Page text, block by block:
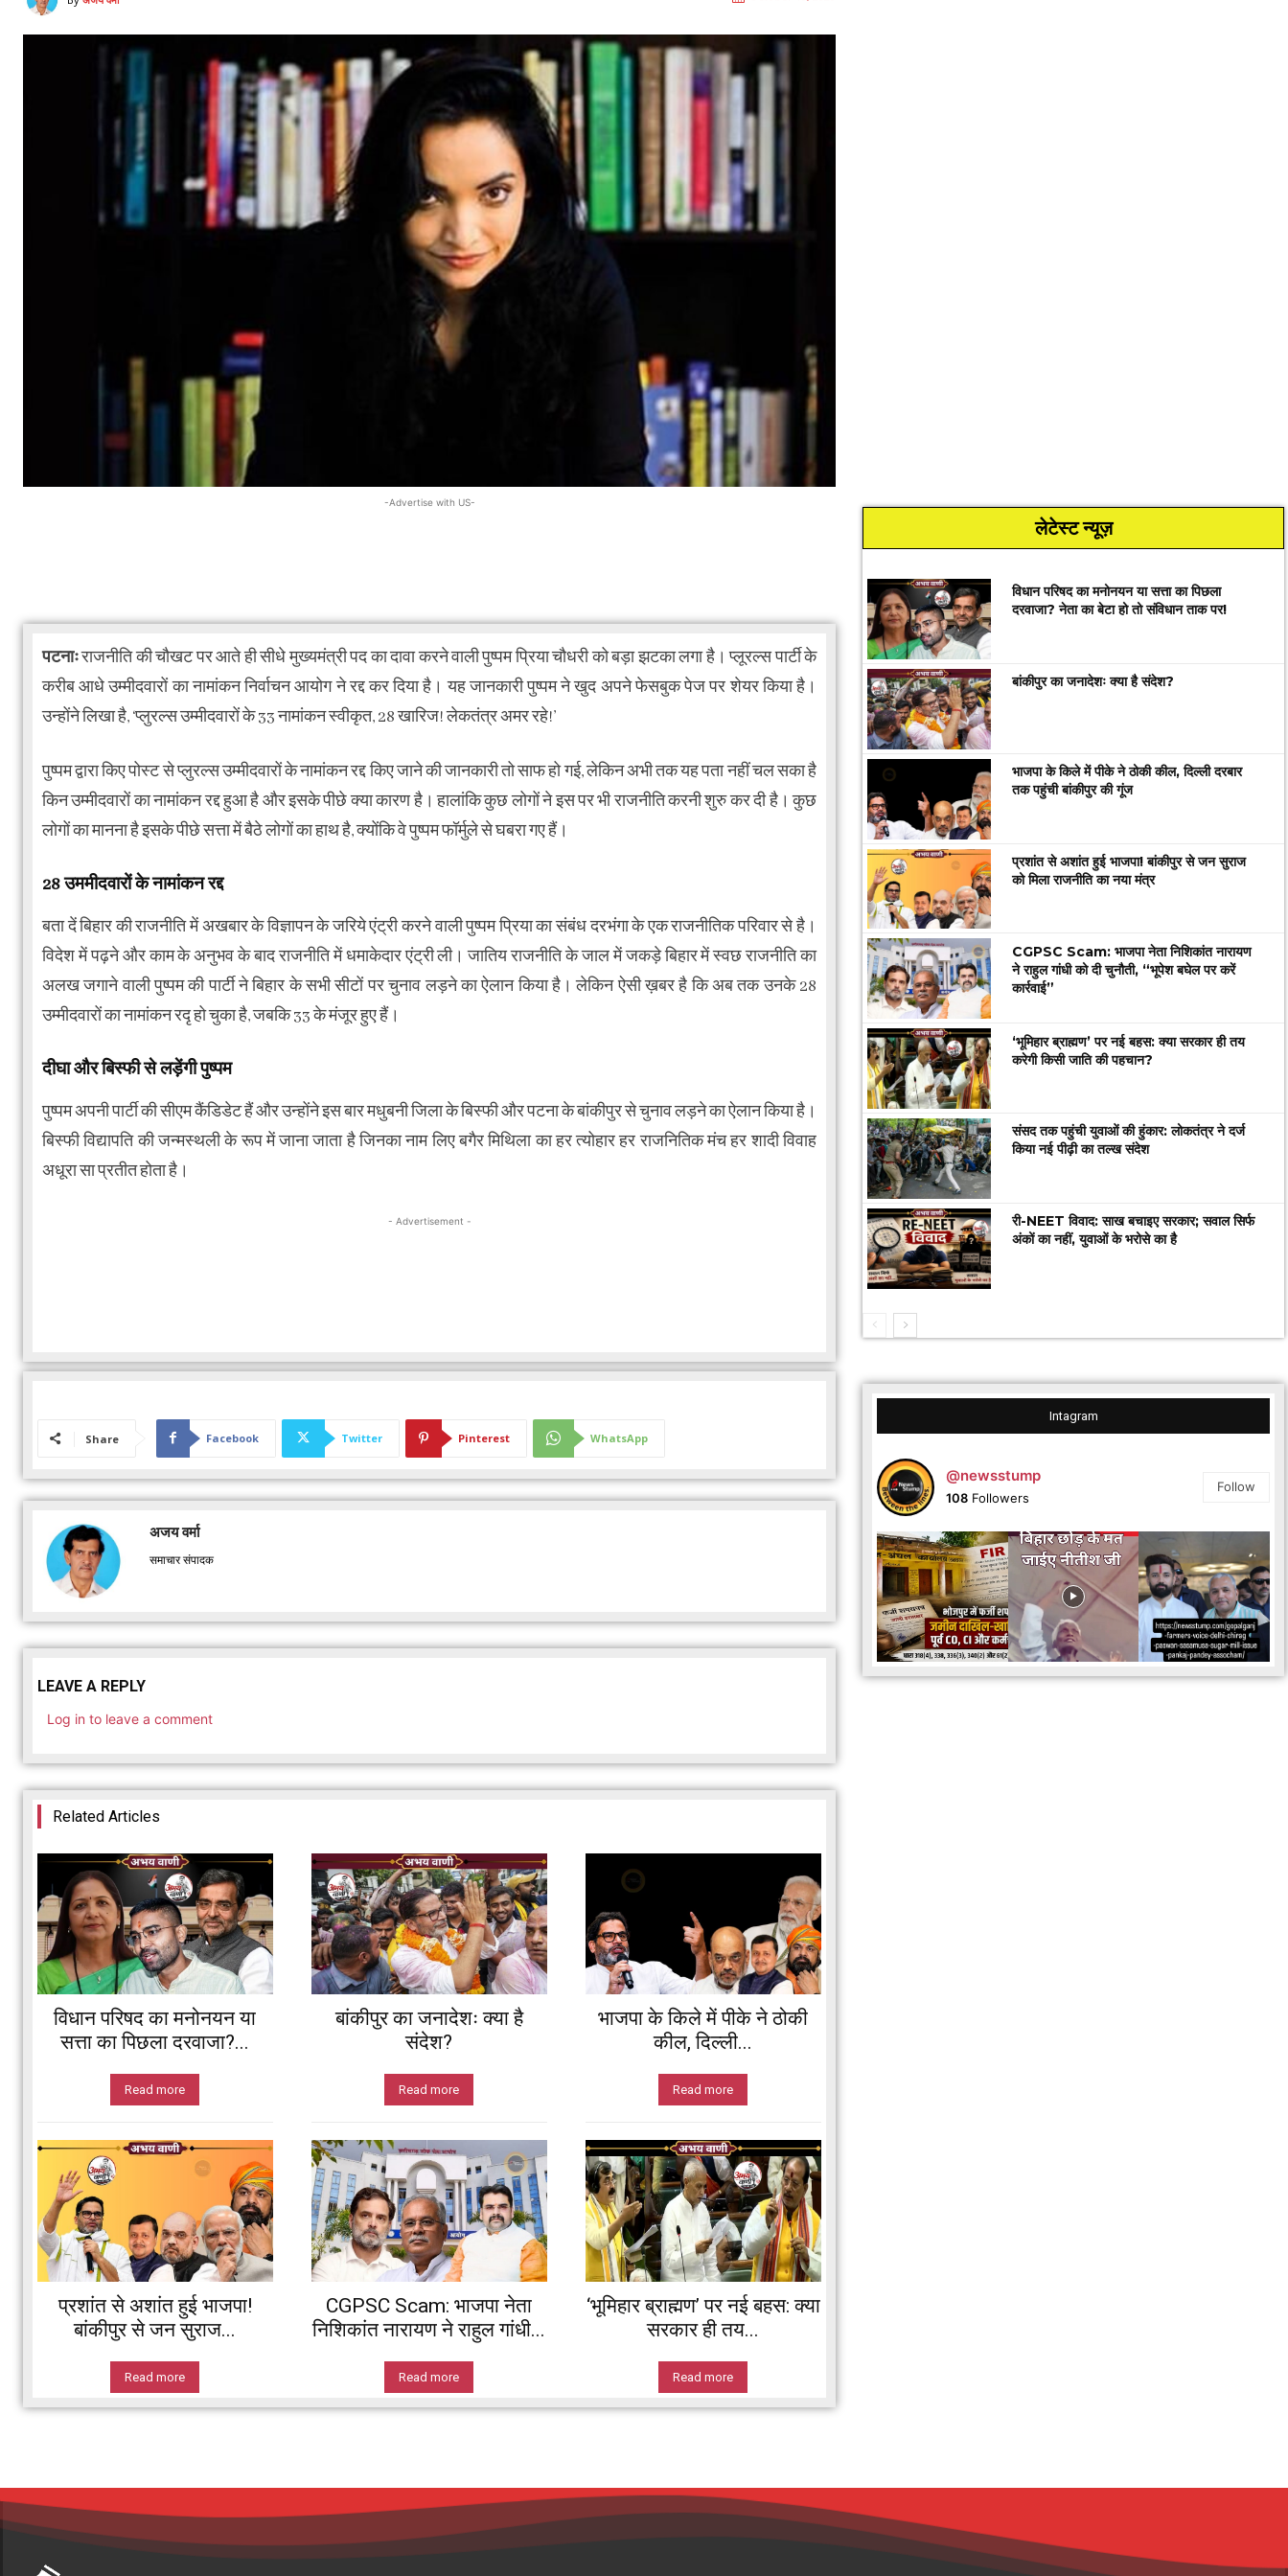
-Advertise with US-
पटनाःराजनीति की चौखट पर आते ही सीधे मुख्यमंत्री पद का दावा करने वाली पुष्पम प्रिया चौधरी को बड़ा झटका लगा है। प्लूरल्स पार्टी के
करीब आधे उम्मीदवारों का नामांकन निर्वाचन आयोग ने रद्द कर दिया है। यह जानकारी पुष्पम ने खुद अपने फेसबुक पेज पर शेयर किया है।
उन्होंने लिखा है, ‘प्लुरल्स उम्मीदवारों के 33 नामांकन स्वीकृत, 28 खारिज! लेकतंत्र अमर रहे!’
पुष्पम द्वारा किए पोस्ट से प्लुरल्स उम्मीदवारों के नामांकन रद्द किए जाने की जानकारी तो साफ हो गई, लेकिन अभी तक यह पता नहीं चल सका है
किन उम्मीदवारों का नामांकन रद्द हुआ है और इसके पीछे क्या कारण है। हालांकि कुछ लोगों ने इस पर भी राजनीति करनी शुरु कर दी है। कुछ
लोगों का मानना है इसके पीछे सत्ता में बैठे लोगों का हाथ है, क्योंकि वे पुष्पम फॉर्मुले से घबरा गए हैं।
28 उममीदवारों के नामांकन रद्द
बता दें बिहार की राजनीति में अखबार के विज्ञापन के जरिये एंट्री करने वाली पुष्पम प्रिया का संबंध दरभंगा के एक राजनीतिक परिवार से है।
विदेश में पढ़ने और काम के अनुभव के बाद राजनीति में धमाकेदार एंट्री ली। जातिय राजनीति के जाल में जकड़े बिहार में स्वछ राजनीति का
अलख जगाने वाली पुष्पम की पार्टी ने बिहार के सभी सीटों पर चुनाव लड़ने का ऐलान किया है। लेकिन ऐसी ख़बर है कि अब तक उनके 28
उम्मीदवारों का नामांकन रदृ हो चुका है, जबकि 33 के मंजूर हुए हैं।
दीघा और बिस्फी से लड़ेंगी पुष्पम
पुष्पम अपनी पार्टी की सीएम कैंडिडेट हैं और उन्होंने इस बार मधुबनी जिला के बिस्फी और पटना के बांकीपुर से चुनाव लड़ने का ऐलान किया है।
बिस्फी विद्यापति की जन्मस्थली के रूप में जाना जाता है जिनका नाम लिए बगैर मिथिला का हर त्योहार हर राजनितिक मंच हर शादी विवाह
अधूरा सा प्रतीत होता है।
- Advertisement -
Share Facebook Twitter Pinterest WhatsApp
अजय वर्मा
समाचार संपादक
LEAVE A REPLY
Log in to leave a comment
Related Articles
विधान परिषद का मनोनयन या
सत्ता का पिछला दरवाजा?...
Read more
बांकीपुर का जनादेशः क्या है
संदेश?
Read more
भाजपा के किले में पीके ने ठोकी
कील, दिल्ली...
Read more
प्रशांत से अशांत हुई भाजपा!
बांकीपुर से जन सुराज...
Read more
CGPSC Scam: भाजपा नेता
निशिकांत नारायण ने राहुल गांधी...
Read more
‘भूमिहार ब्राह्मण’ पर नई बहस: क्या
सरकार ही तय...
Read more
लेटेस्ट न्यूज़
विधान परिषद का मनोनयन या सत्ता का पिछला
दरवाजा? नेता का बेटा हो तो संविधान ताक पर!
बांकीपुर का जनादेशः क्या है संदेश?
भाजपा के किले में पीके ने ठोकी कील, दिल्ली दरबार
तक पहुंची बांकीपुर की गूंज
प्रशांत से अशांत हुई भाजपा! बांकीपुर से जन सुराज
को मिला राजनीति का नया मंत्र
CGPSC Scam: भाजपा नेता निशिकांत नारायण
ने राहुल गांधी को दी चुनौती, “भूपेश बघेल पर करें
कार्रवाई”
‘भूमिहार ब्राह्मण’ पर नई बहस: क्या सरकार ही तय
करेगी किसी जाति की पहचान?
संसद तक पहुंची युवाओं की हुंकार: लोकतंत्र ने दर्ज
किया नई पीढ़ी का तल्ख संदेश
री-NEET विवाद: साख बचाइए सरकार; सवाल सिर्फ
अंकों का नहीं, युवाओं के भरोसे का है
Intagram
@newsstump
108 Followers
Follow